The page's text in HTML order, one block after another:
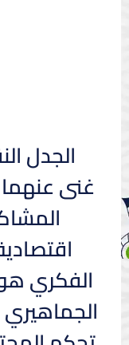
الجدل
غنى
الفكري